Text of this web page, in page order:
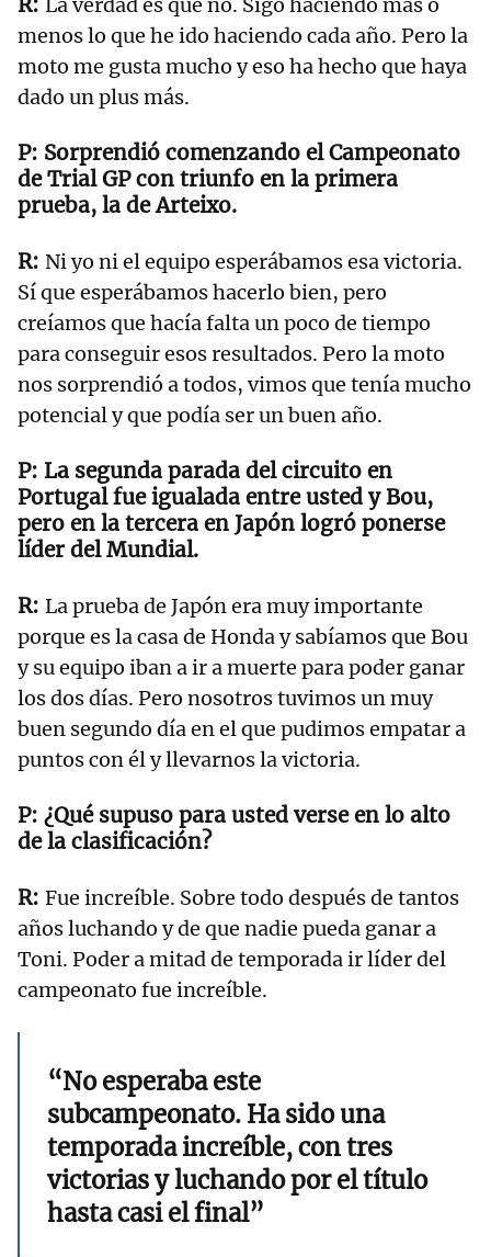
La verdad es que no. Sigo haciendo más o
menos lo que he ido haciendo cada año. Pero la
moto me gusta mucho y eso ha hecho que haya
dado un plus más.
Sorprendió comenzando el Campeonato
de Trial GP con triunfo en la primera
prueba, la de Arteixo.
Ni yo ni el equipo esperábamos esa victoria.
Sí que esperábamos hacerlo bien, pero
creíamos que hacía falta un poco de tiempo
para conseguir esos resultados. Pero la moto
nos sorprendió a todos, vimos que tenía mucho
potencial y que podía ser un buen año.
La segunda parada del circuito en
Portugal fue igualada entre usted y Bou,
pero en la tercera en Japón logró ponerse
líder del Mundial.
La prueba de Japón era muy importante
porque es la casa de Honda y sabíamos que Bou
y su equipo iban a ir a muerte para poder ganar
los dos días. Pero nosotros tuvimos un muy
buen segundo día en el que pudimos empatar a
puntos con él y llevarnos la victoria.
¿Qué supuso para usted verse en lo alto
de la clasificación?
Fue increíble. Sobre todo después de tantos
años luchando y de que nadie pueda ganar a
Toni. Poder a mitad de temporada ir líder del
campeonato fue increíble.
“No esperaba este
subcampeonato. Ha sido una
temporada increíble, con tres
victorias y luchando por el título
hasta casi el final”